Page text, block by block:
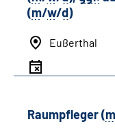
(m/w/d)
Eußerthal
Raumpfleger (